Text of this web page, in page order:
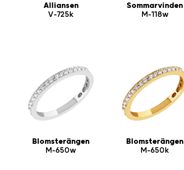
Alliansen
V-725k
Sommarvinden
M-118w
Blomsterängen
M-650w
Blomsterängen
M-650k